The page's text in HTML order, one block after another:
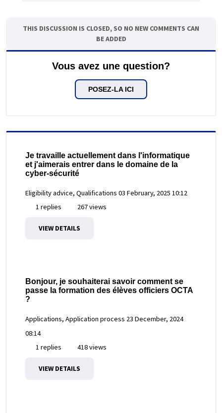
THIS DISCUSSION IS CLOSED, SO NO NEW COMMENTS CAN
BE ADDED
Vous avez une question?
POSEZ-LA ICI
Je travaille actuellement dans l'informatique
et j'aimerais entrer dans le domaine de la
cyber-sécurité
Eligibility advice, Qualifications 03 February, 2025 10:12
1 replies
267 views
VIEW DETAILS
Bonjour, je souhaiterai savoir comment se
passe la formation des élèves officiers OCTA
?
Applications, Application process 23 December, 2024
08:14
1 replies
418 views
VIEW DETAILS